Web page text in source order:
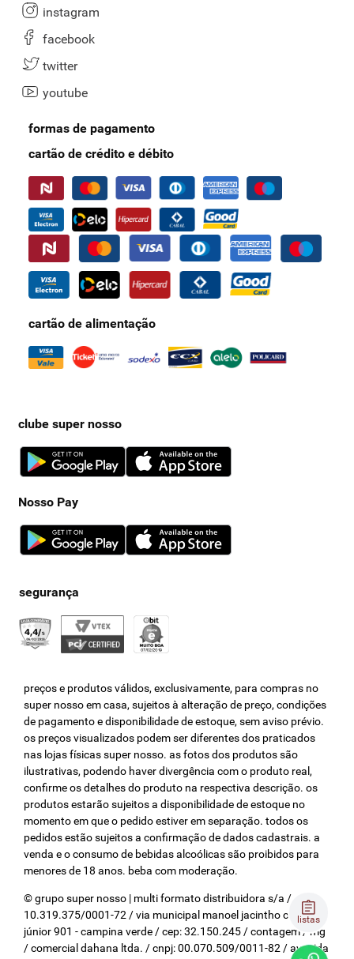
listas
instagram
facebook
twitter
youtube
formas de pagamento
cartão de crédito e débito
cartão de alimentação
clube super nosso
Nosso Pay
preços e produtos válidos, exclusivamente, para compras no
super nosso em casa, sujeitos à alteração de preço, condições
de pagamento e disponibilidade de estoque, sem aviso prévio.
os preços visualizados podem ser diferentes dos praticados
nas lojas físicas super nosso. as fotos dos produtos são
ilustrativas, podendo haver divergência com o produto real,
confirme os detalhes do produto na respectiva descrição. os
produtos estarão sujeitos a disponibilidade de estoque no
momento em que o pedido estiver em separação. todos os
pedidos estão sujeitos a confirmação de dados cadastrais. a
venda e o consumo de bebidas alcoólicas são proibidos para
menores de 18 anos. beba com moderação.
© grupo super nosso | multi formato distribuidora s/a / cnpj:
10.319.375/0001-72 / via municipal manoel jacintho coelho
júnior 901 - campina verde / cep: 32.150.245 / contagem / mg
/ comercial dahana ltda. / cnpj: 00.070.509/0011-82 / avenida